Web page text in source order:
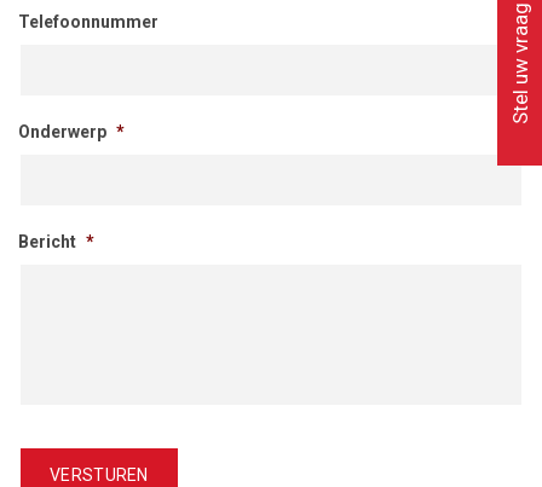
Telefoonnummer
Onderwerp *
Bericht *
Stel uw vraag